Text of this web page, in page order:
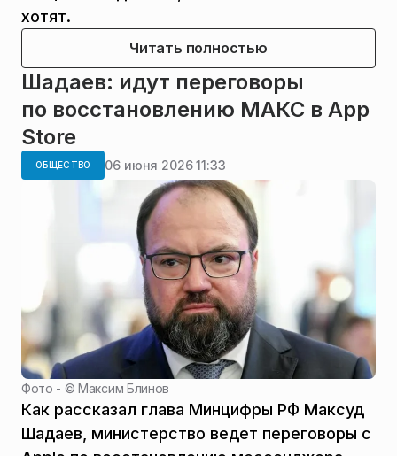
хотят.
Читать полностью
Шадаев: идут переговоры
по восстановлению МАКС в App
Store
ОБЩЕСТВО 06 июня 2026 11:33
Фото - ©Максим Блинов
Как рассказал глава Минцифры РФ Максуд
Шадаев, министерство ведет переговоры с